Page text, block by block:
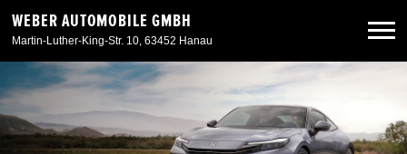
WEBER AUTOMOBILE GMBH
Martin-Luther-King-Str. 10, 63452 Hanau
Neuwagen
Gebrauchtwagen